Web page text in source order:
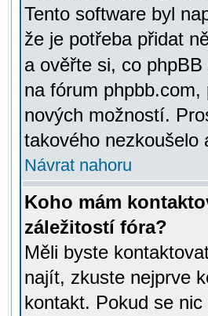
Tento software byl
že je potřeba přidat
a ověřte si, co
na fórum
nových možností.
takového nezkoušelo
Návrat nahoru
Koho mám
záležitostí fóra?
Měli byste
najít, zkuste nejprve
kontakt. Pokud se